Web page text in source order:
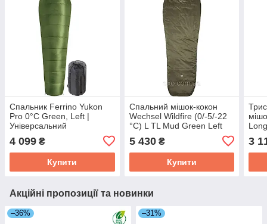
Спальник Ferrino Yukon
Pro 0°C Green, Left |
Універсальний
мішок-кокон з капюшоном
4 099 ₴
Купити
Спальний мішок-кокон
Wechsel Wildfire (0/-5/-22
°C) L TL Mud Green Left
5 430₴
Купити
3
Акційні пропозиції та новинки
–36% –31%